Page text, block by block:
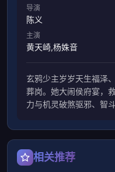
导演
陈义
主演
黄天崎,杨姝音
玄鸦少主岁岁天生福泽
葬岗。她大闹侯府宴，
力与机灵破煞驱邪、智
转天命。
相关推荐